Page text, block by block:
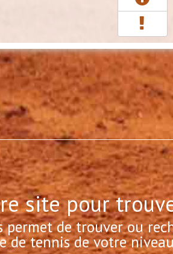
site pour
permet de trouver ou
de tennis de votre